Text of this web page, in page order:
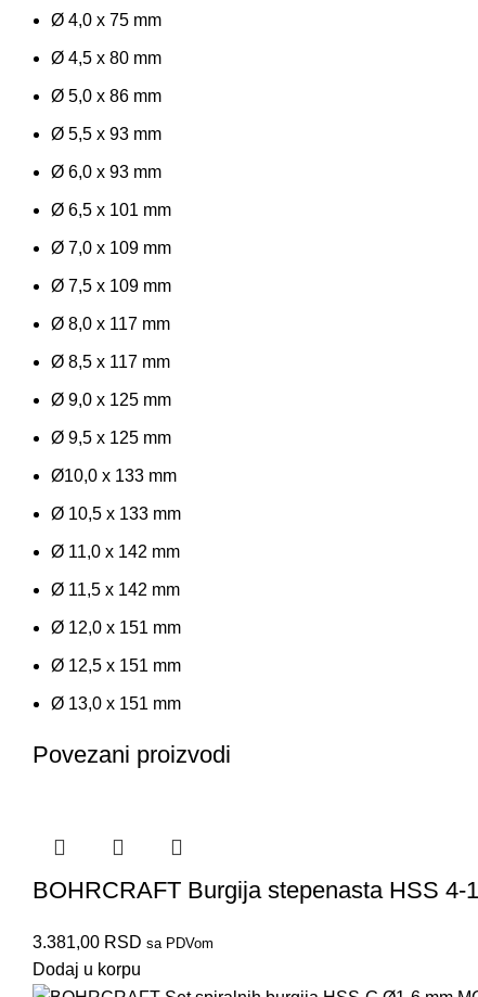
Ø 4,0 x 75 mm
Ø 4,5 x 80 mm
Ø 5,0 x 86 mm
Ø 5,5 x 93 mm
Ø 6,0 x 93 mm
Ø 6,5 x 101 mm
Ø 7,0 x 109 mm
Ø 7,5 x 109 mm
Ø 8,0 x 117 mm
Ø 8,5 x 117 mm
Ø 9,0 x 125 mm
Ø 9,5 x 125 mm
Ø10,0 x 133 mm
Ø 10,5 x 133 mm
Ø 11,0 x 142 mm
Ø 11,5 x 142 mm
Ø 12,0 x 151 mm
Ø 12,5 x 151 mm
Ø 13,0 x 151 mm
Povezani proizvodi
BOHRCRAFT Burgija stepenasta HSS 4-
3.381,00 RSD sa PDVom
Dodaj u korpu